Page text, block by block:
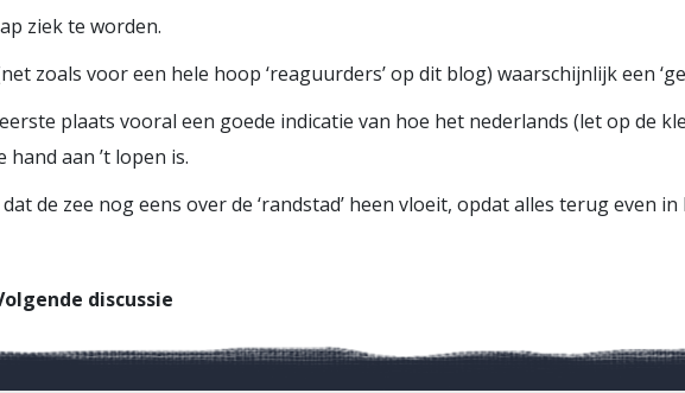
ziek te worden.
zoals voor een hele hoop ‘reaguurders’ op dit blog) waarschijnlijk een
plaats vooral een goede indicatie van hoe het nederlands (let op de
hand aan ’t lopen is.
de zee nog eens over de ‘randstad’ heen vloeit, opdat alles terug even
discussie